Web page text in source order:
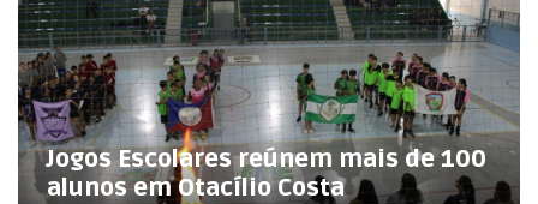
Jogos Escolares reúnem mais de 100
alunos em Otacílio Costa